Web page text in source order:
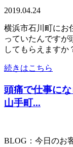
2019.04.24
横浜市石川町にお
っていたんですが
してもらえます
続きはこちら
頭痛で仕事に
山手町...
BLOG：今日のお